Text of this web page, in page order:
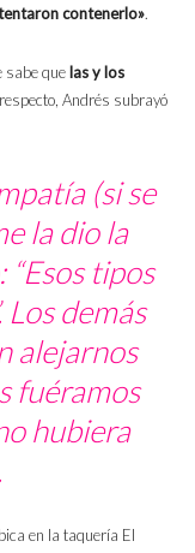
contenerlo».
sabe que las y los
Andrés subrayó
(si se
la dio la
tipos
Los demás
alejarnos
fuéramos
hubiera
en la taquería El